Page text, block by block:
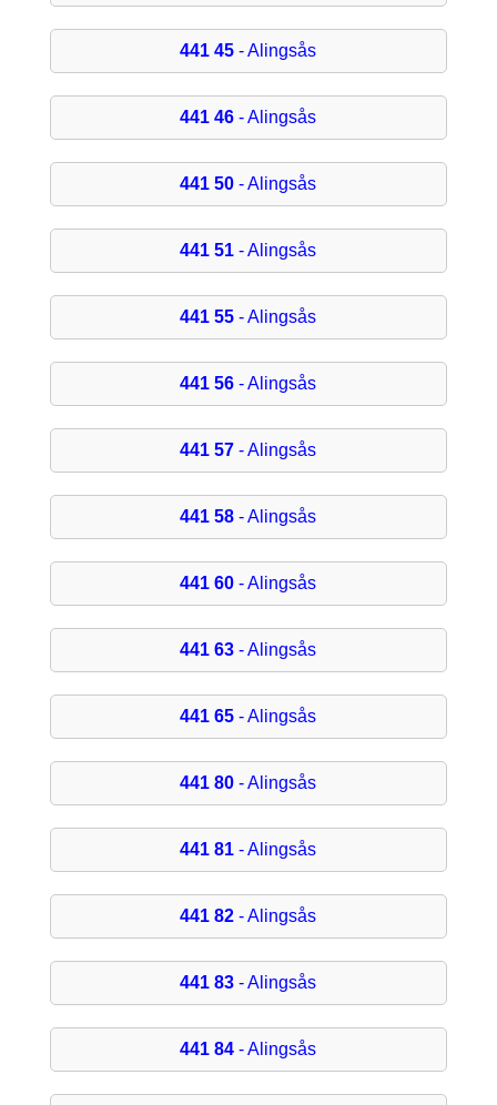
441 45 - Alingsås
441 46 - Alingsås
441 50 - Alingsås
441 51 - Alingsås
441 55 - Alingsås
441 56 - Alingsås
441 57 - Alingsås
441 58 - Alingsås
441 60 - Alingsås
441 63 - Alingsås
441 65 - Alingsås
441 80 - Alingsås
441 81 - Alingsås
441 82 - Alingsås
441 83 - Alingsås
441 84 - Alingsås